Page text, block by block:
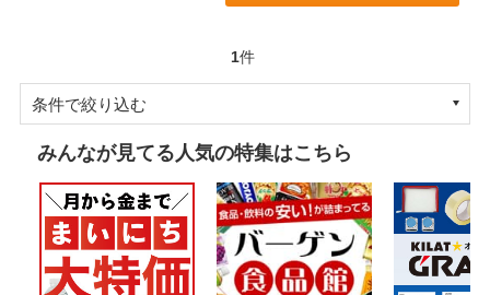
1件
条件で絞り込む
みんなが見てる人気の特集はこちら